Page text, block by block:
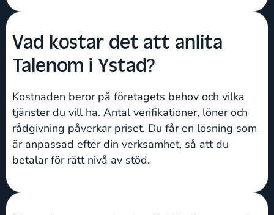
Vad kostar det att anlita
Talenom i Ystad?
Kostnaden beror på företagets behov och vilka
tjänster du vill ha. Antal verifikationer, löner och
rådgivning påverkar priset. Du får en lösning som
är anpassad efter din verksamhet, så att du
betalar för rätt nivå av stöd.